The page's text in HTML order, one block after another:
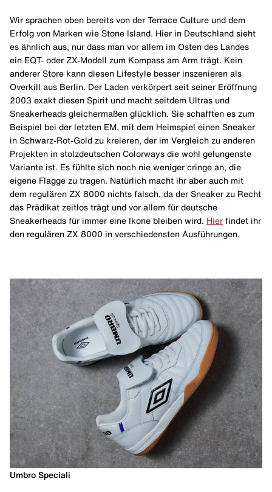
Wir sprachen oben bereits von der Terrace Culture und dem
Erfolg von Marken wie Stone Island. Hier in Deutschland sieht
es ähnlich aus, nur dass man vor allem im Osten des Landes
ein EQT- oder ZX-Modell zum Kompass am Arm trägt. Kein
anderer Store kann diesen Lifestyle besser inszenieren als
Overkill aus Berlin. Der Laden verkörpert seit seiner Eröffnung
2003 exakt diesen Spirit und macht seitdem Ultras und
Sneakerheads gleichermaßen glücklich. Sie schafften es zum
Beispiel bei der letzten EM, mit dem Heimspiel einen Sneaker
in Schwarz-Rot-Gold zu kreieren, der im Vergleich zu anderen
Projekten in stolzdeutschen Colorways die wohl gelungenste
Variante ist. Es fühlte sich noch nie weniger cringe an, die
eigene Flagge zu tragen. Natürlich macht ihr aber auch mit
dem regulären ZX 8000 nichts falsch, da der Sneaker zu Recht
das Prädikat zeitlos trägt und vor allem für deutsche
Sneakerheads für immer eine Ikone bleiben wird. Hier findet ihr
den regulären ZX 8000 in verschiedensten Ausführungen.
Umbro Speciali